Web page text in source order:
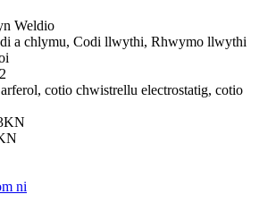
Weldio
a chlymu, Codi llwythi, Rhwymo llwythi
cotio chwistrellu electrostatig, cotio
ni